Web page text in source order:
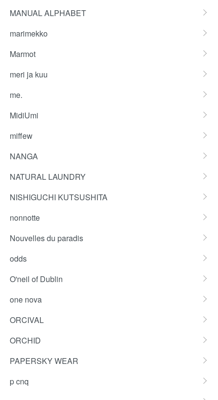
MANUAL ALPHABET
marimekko
Marmot
meri ja kuu
me.
MidiUmi
miffew
NANGA
NATURAL LAUNDRY
NISHIGUCHI KUTSUSHITA
nonnotte
Nouvelles du paradis
odds
O'neil of Dublin
one nova
ORCIVAL
ORCHID
PAPERSKY WEAR
p cnq